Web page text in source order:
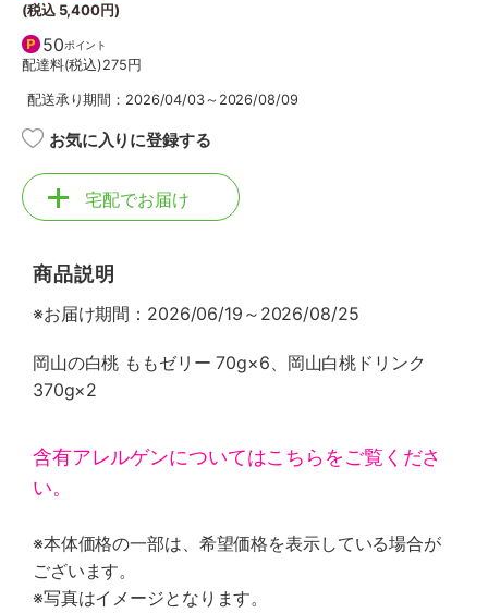
(税込 5,400円)
50ポイント
配達料(税込)275円
配送承り期間：2026/04/03～2026/08/09
お気に入りに登録する
宅配でお届け
商品説明
※お届け期間：2026/06/19～2026/08/25
岡山の白桃 ももゼリー 70g×6、岡山白桃ドリンク
370g×2
含有アレルゲンについてはこちらをご覧くださ
い。
※本体価格の一部は、希望価格を表示している場合が
ございます。
※写真はイメージとなります。